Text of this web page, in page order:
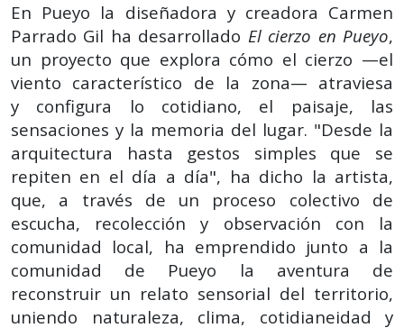
En Pueyo la diseñadora y creadora Carmen
Parrado Gil ha desarrollado El cierzo en Pueyo,
un proyecto que explora cómo el cierzo —el
viento característico de la zona— atraviesa
y configura lo cotidiano, el paisaje, las
sensaciones y la memoria del lugar. "Desde la
arquitectura hasta gestos simples que se
repiten en el día a día", ha dicho la artista,
que, a través de un proceso colectivo de
escucha, recolección y observación con la
comunidad local, ha emprendido junto a la
comunidad de Pueyo la aventura de
reconstruir un relato sensorial del territorio,
uniendo naturaleza, clima, cotidianeidad y